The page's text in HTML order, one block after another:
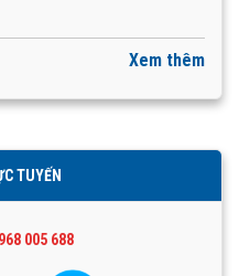
Xem thêm
TUYẾN
005 688